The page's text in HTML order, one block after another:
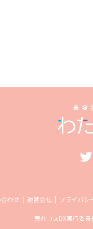
わせ 運営会社 プライバシ
売れコスDX実行委員